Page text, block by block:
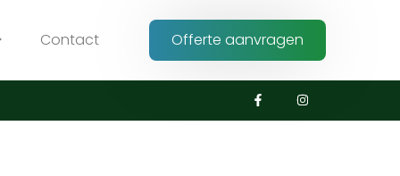
Contact Offerte aanvragen